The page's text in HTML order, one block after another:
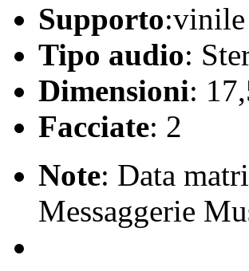
Supporto
Tipo audio:
Dimensioni:
Facciate: 2
Note: Data
Messaggerie